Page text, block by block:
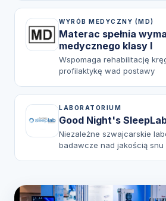
WYRÓB MEDYCZNY (MD)
Materac spełnia
medycznego klasy I
Wspomaga rehabilitację
profilaktykę wad postawy
LABORATORIUM
Good Night's
Niezależne szwajcarskie
badawcze nad jakością snu